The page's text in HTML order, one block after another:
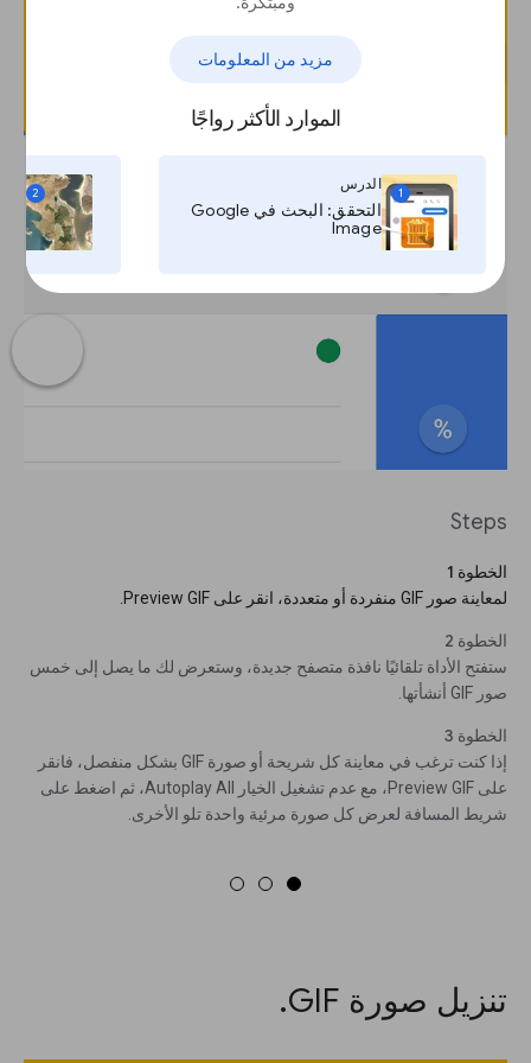
مزيد من المعلومات
الموارد الأكثر رواجًا
1
الدرس
التحقق: البحث في Google
Image
2
Steps
الخطوة 1
لمعاينة صور GIF منفردة أو متعددة، انقر على Preview GIF.
الخطوة 2
ستفتح الأداة تلقائيًا نافذة متصفح جديدة، وستعرض لك ما يصل إلى خمس
صور GIF أنشأتها.
الخطوة 3
إذا كنت ترغب في معاينة كل شريحة أو صورة GIF بشكل منفصل، فانقر
على Preview GIF، مع عدم تشغيل الخيار Autoplay All، ثم اضغط على
شريط المسافة لعرض كل صورة مرئية واحدة تلو الأخرى.
تنزيل صورة GIF.